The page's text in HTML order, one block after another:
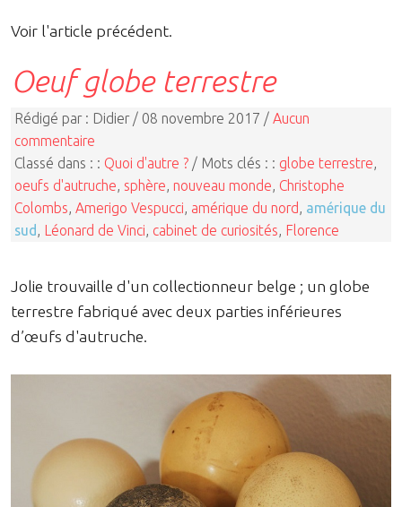
Voir l'article précédent.
Oeuf globe terrestre
Rédigé par : Didier / 08 novembre 2017 / Aucun
commentaire
Classé dans : : Quoi d'autre ? / Mots clés : : globe terrestre,
oeufs d'autruche, sphère, nouveau monde, Christophe
Colombs, Amerigo Vespucci, amérique du nord , amérique du
sud , Léonard de Vinci, cabinet de curiosités, Florence
Jolie trouvaille d'un collectionneur belge ; un globe
terrestre fabriqué avec deux parties inférieures
d’œufs d'autruche.